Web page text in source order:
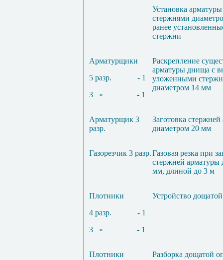
Установка
стержнями
ранее
стержни
Арматурщики
5 разр.
- 1
3
« - 1
Раскрепление
арматуры днища с
уложенными
диаметром 14 мм
Арматурщик 3
разр.
Заготовка
диаметром 20 мм
Газорезчик 3 разр.Газовая резка при
стержней арматуры
мм, длиной до 3 м
Плотники
4 разр.
- 1
3
« - 1
Устройство
Плотники Разборка дощатой